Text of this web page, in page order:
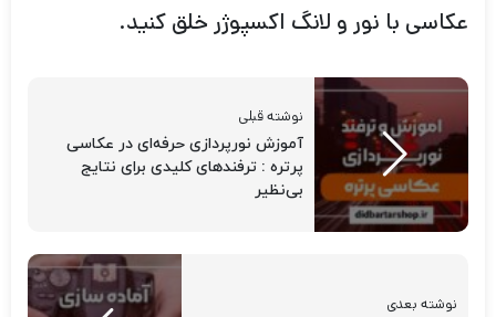
عکاسی با نور و لانگ اکسپوژر خلق کنید.
نوشته قبلی
آموزش نورپردازی حرفه‌ای در عکاسی
پرتره : ترفندهای کلیدی برای نتایج
بی‌نظیر
نوشته بعدی